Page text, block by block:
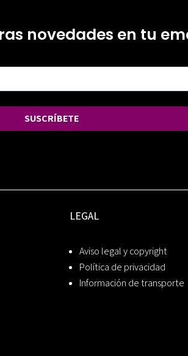
novedades en tu
SUSCRÍBETE
LEGAL
Aviso legal y copyright
Política de privacidad
Información de transporte